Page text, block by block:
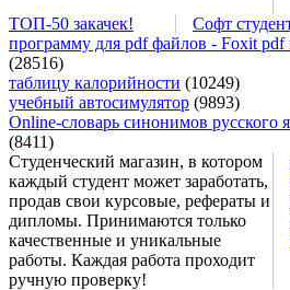
ТОП-50 закачек!
Софт
программу для pdf файлов - Foxit pdf
(28516)
таблицу калорийности (10249)
учебный автосимулятор (9893)
Online-словарь синонимов русского
(8411)
Студенческий магазин, в котором
каждый студент может заработать,
продав свои курсовые, рефераты и
дипломы. Принимаются только
качественные и уникальные
работы. Каждая работа проходит
ручную проверку!